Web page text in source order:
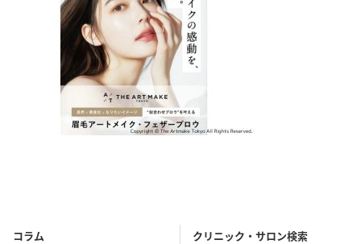
コラム
クリニック・サロン検索